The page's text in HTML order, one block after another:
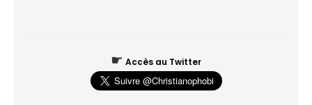
☛ Accès au Twitter